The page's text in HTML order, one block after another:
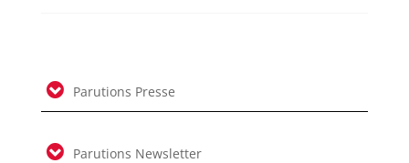
Parutions Presse
Parutions Newsletter